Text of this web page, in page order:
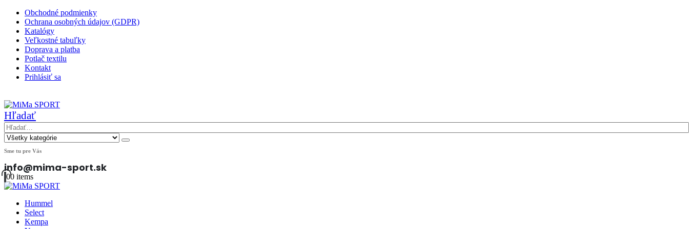
Obchodné podmienky
Ochrana osobných údajov (GDPR)
Katalógy
Veľkostné tabuľky
Doprava a platba
Potlač textilu
Kontakt
Prihlásiť sa
Hľadať
Sme tu pre Vás
info@mima-sport.sk
00 items
Hummel
Select
Kempa